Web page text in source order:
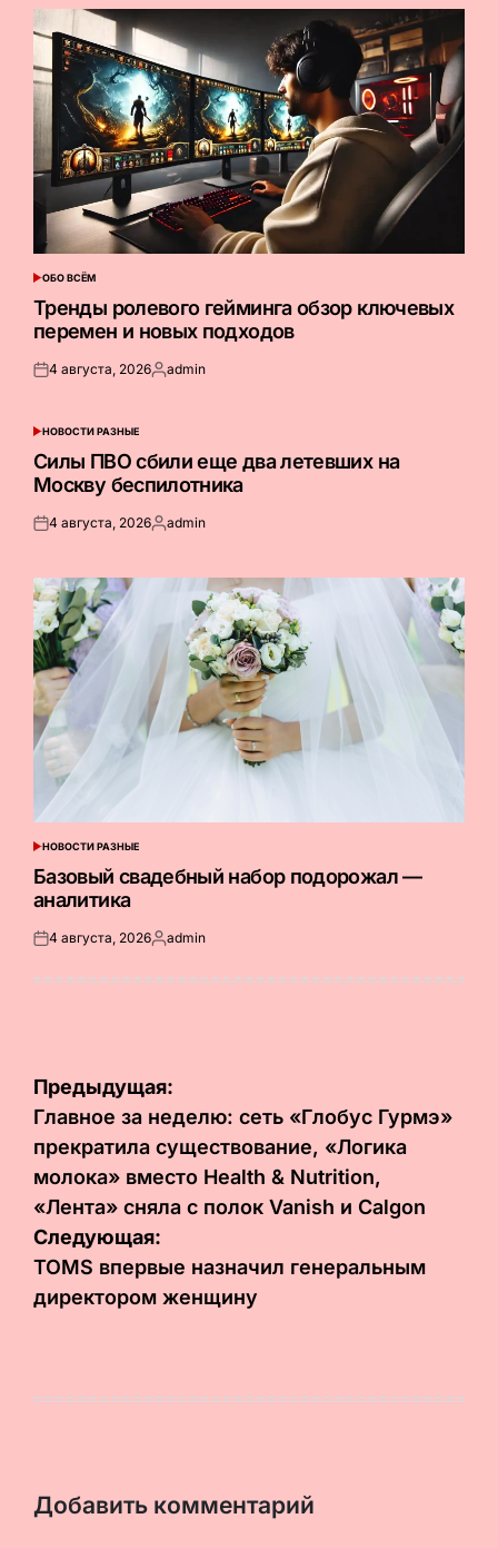
ОПУБЛИКОВАНО
В
ОБО ВСЁМ
Тренды ролевого гейминга обзор ключевых
перемен и новых подходов
Опубликовано
4 августа, 2026Запись
admin
ОПУБЛИКОВАНО
НОВОСТИ РАЗНЫЕ
Силы ПВО сбили еще два летевших на
Москву беспилотника
Опубликовано
4 августа, 2026Запись
admin
ОПУБЛИКОВАНО
В
НОВОСТИ РАЗНЫЕ
Базовый свадебный набор подорожал —
аналитика
Опубликовано
4 августа, 2026Запись
admin
Навигация
по
записям
Предыдущая:
Главное за неделю: сеть «Глобус Гурмэ»
прекратила существование, «Логика
молока» вместо Health & Nutrition,
«Лента» сняла с полок Vanish и Calgon
Следующая:
TOMS впервые назначил генеральным
директором женщину
Добавить комментарий